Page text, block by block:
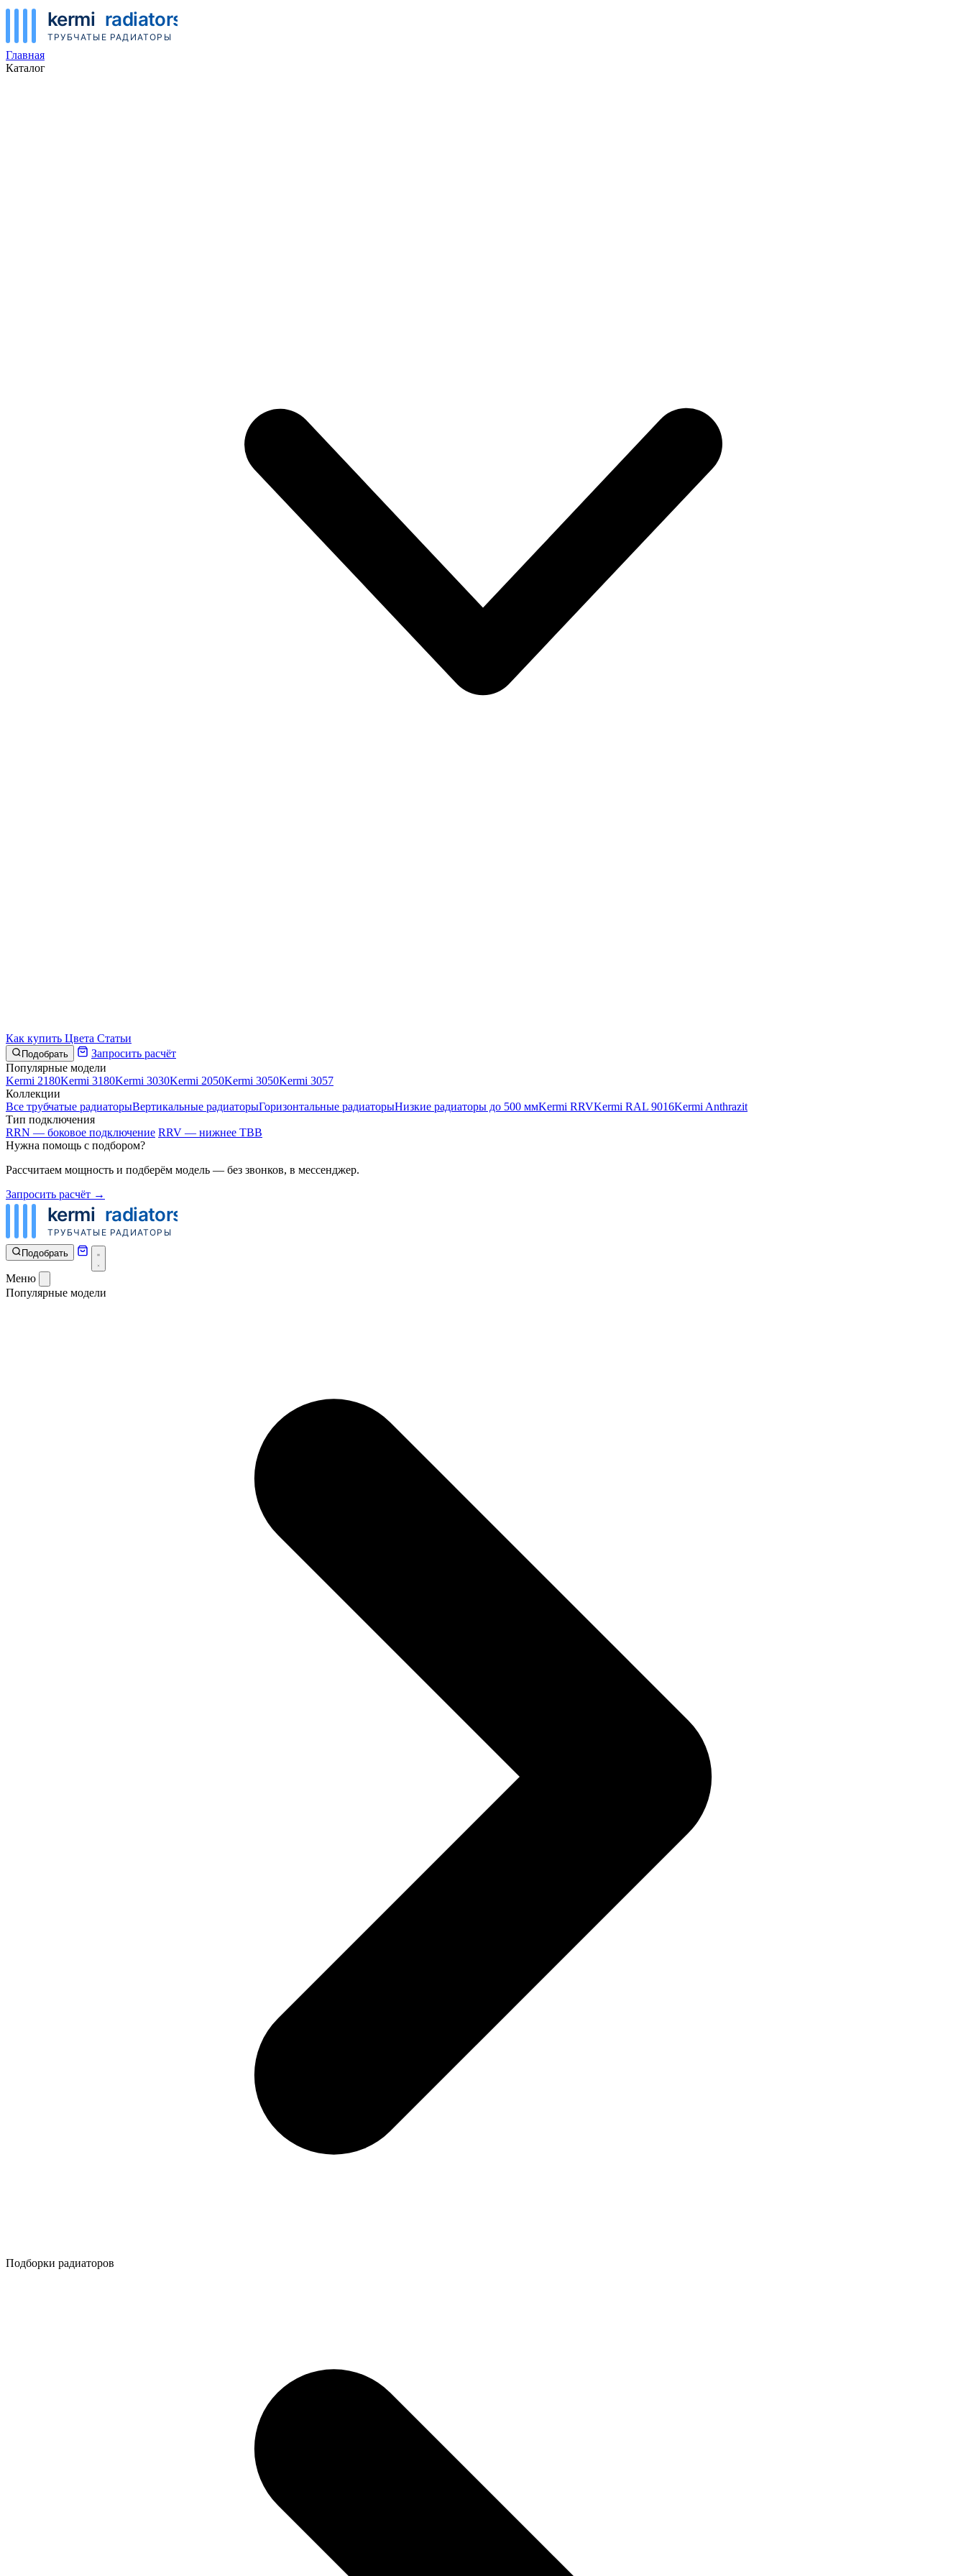
Главная
Каталог
Как купить Цвета Статьи
Подобрать
Запросить расчёт
Популярные модели
Kermi 2180Kermi 3180Kermi 3030Kermi 2050Kermi 3050Kermi 3057
Коллекции
Все трубчатые радиаторыВертикальные радиаторыГоризонтальные радиаторыНизкие радиаторы до 500 ммKermi RRVKermi RAL 9016Kermi Anthrazit
Тип подключения
RRN — боковое подключение RRV — нижнее ТВВ
Нужна помощь с подбором?
Рассчитаем мощность и подберём модель — без звонков, в мессенджер.
Запросить расчёт →
Подобрать
Меню
Популярные модели
Подборки радиаторов